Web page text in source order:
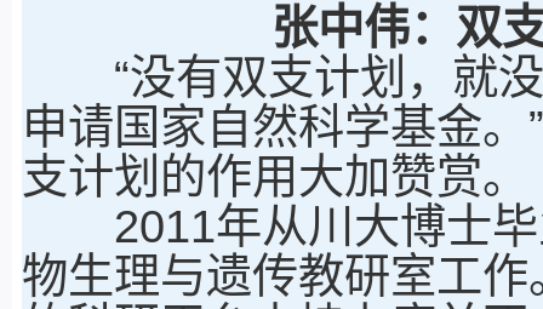
张中伟：双
“没有双支计划，就没
申请国家自然科学基金
支计划的作用大加赞赏。
2011年从川大博士毕
物生理与遗传教研室工